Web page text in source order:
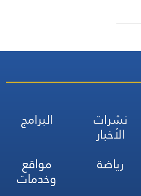
نشرات
الأخبار
البرامج
رياضة مواقع
وخدمات